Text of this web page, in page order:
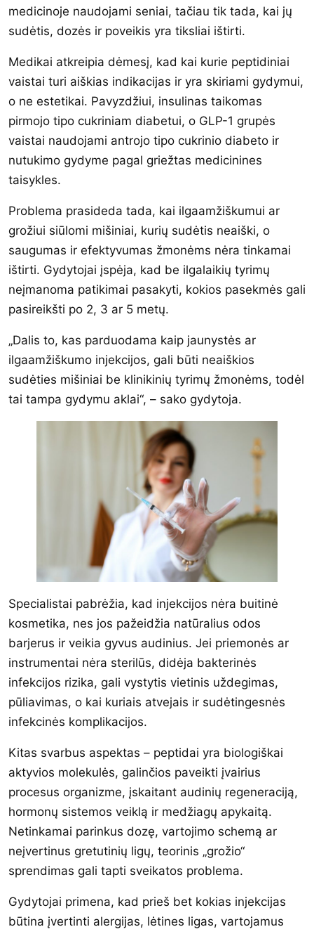
medicinoje naudojami seniai, tačiau tik tada, kai jų
sudėtis, dozės ir poveikis yra tiksliai ištirti.
Medikai atkreipia dėmesį, kad kai kurie peptidiniai
vaistai turi aiškias indikacijas ir yra skiriami gydymui,
o ne estetikai. Pavyzdžiui, insulinas taikomas
pirmojo tipo cukriniam diabetui, o GLP-1 grupės
vaistai naudojami antrojo tipo cukrinio diabeto ir
nutukimo gydyme pagal griežtas medicinines
taisykles.
Problema prasideda tada, kai ilgaamžiškumui ar
grožiui siūlomi mišiniai, kurių sudėtis neaiški, o
saugumas ir efektyvumas žmonėms nėra tinkamai
ištirti. Gydytojai įspėja, kad be ilgalaikių tyrimų
neįmanoma patikimai pasakyti, kokios pasekmės gali
pasireikšti po 2, 3 ar 5 metų.
„Dalis to, kas parduodama kaip jaunystės ar
ilgaamžiškumo injekcijos, gali būti neaiškios
sudėties mišiniai be klinikinių tyrimų žmonėms, todėl
tai tampa gydymu aklai“, – sako gydytoja.
Specialistai pabrėžia, kad injekcijos nėra buitinė
kosmetika, nes jos pažeidžia natūralius odos
barjerus ir veikia gyvus audinius. Jei priemonės ar
instrumentai nėra sterilūs, didėja bakterinės
infekcijos rizika, gali vystytis vietinis uždegimas,
pūliavimas, o kai kuriais atvejais ir sudėtingesnės
infekcinės komplikacijos.
Kitas svarbus aspektas – peptidai yra biologiškai
aktyvios molekulės, galinčios paveikti įvairius
procesus organizme, įskaitant audinių regeneraciją,
hormonų sistemos veiklą ir medžiagų apykaitą.
Netinkamai parinkus dozę, vartojimo schemą ar
neįvertinus gretutinių ligų, teorinis „grožio“
sprendimas gali tapti sveikatos problema.
Gydytojai primena, kad prieš bet kokias injekcijas
būtina įvertinti alergijas, lėtines ligas, vartojamus